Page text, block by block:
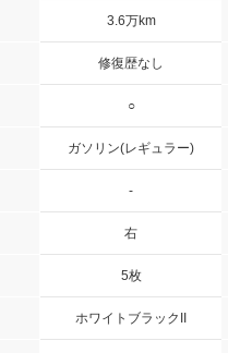
3.6万km
修復歴なし
○
ガソリン(レギュラー)
-
右
5枚
ホワイトブラックII